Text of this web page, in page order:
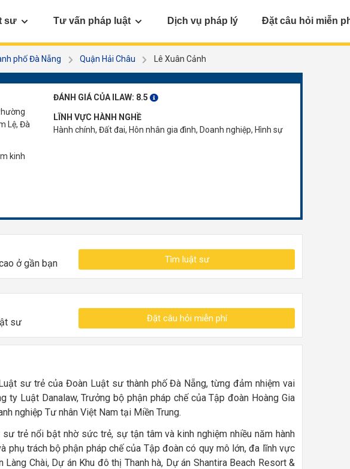
sư Tư vấn pháp luật Dịch vụ pháp lý Đặt câu hỏi miễn
phố Đà Nẵng Quận Hải Châu Lê Xuân Cảnh
Lệ, Đà
kinh
ĐÁNH GIÁ CỦA ILAW: 8.5
LĨNH VỰC HÀNH NGHỀ
Hành chính, Đất đai, Hôn nhân gia đình, Doanh nghiệp, Hình sự
ở gần bạn
Tìm luật sư
sư
Đặt câu hỏi miễn phí
sư trẻ của Đoàn Luật sư thành phố Đà Nẵng, từng đảm nhiệm vai
ty Luật Danalaw, Trưởng bộ phận pháp chế của Tập đoàn Hoàng Gia
nghiệp Tư nhân Việt Nam tại Miền Trung.
trẻ nổi bật nhờ sức trẻ, sự tận tâm và kinh nghiệm nhiều năm hành
phụ trách bộ phận pháp chế của Tập đoàn có quy mô lớn, đa lĩnh vực
Chài, Dự án Khu đô thị Thanh hà, Dự án Shantira Beach Resort &